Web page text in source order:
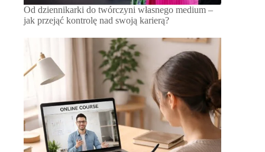
Od dziennikarki do twórczyni własnego medium –
jak przejąć kontrolę nad swoją karierą?